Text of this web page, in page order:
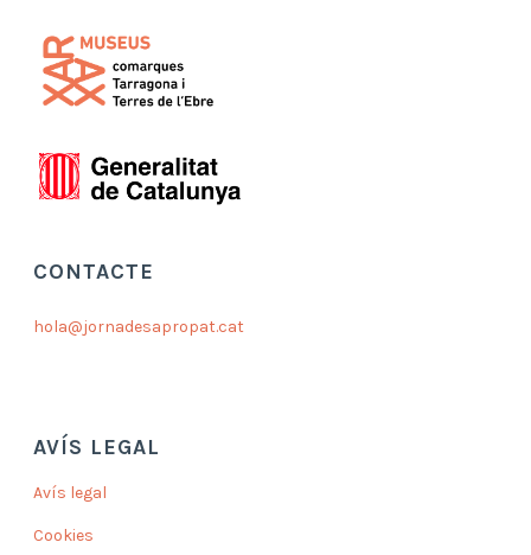
CONTACTE
hola@jornadesapropat.cat
AVÍS LEGAL
Avís legal
Cookies